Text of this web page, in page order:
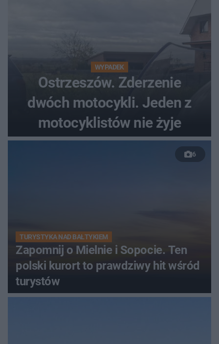
WYPADEK
Ostrzeszów. Zderzenie
dwóch motocykli. Jeden z
motocyklistów nie żyje
6
TURYSTYKA NAD BAŁTYKIEM
Zapomnij o Mielnie i Sopocie. Ten
polski kurort to prawdziwy hit wśród
turystów